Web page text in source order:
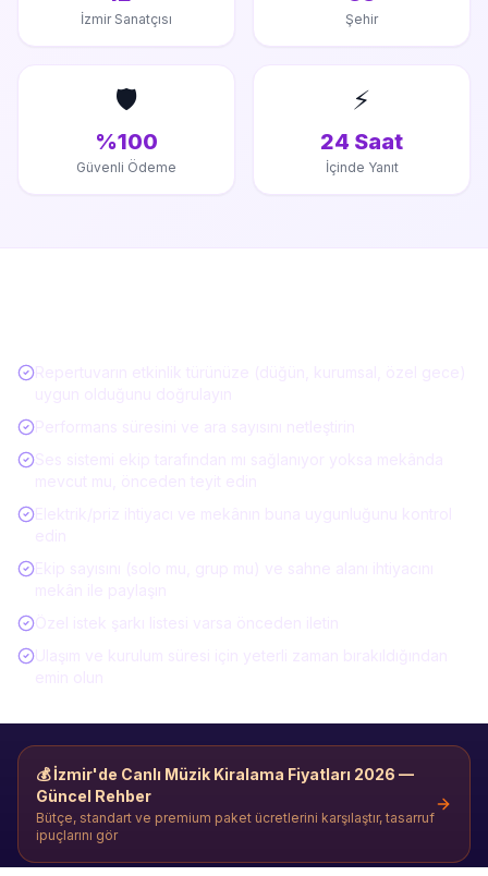
İzmir Sanatçısı Şehir
🛡️
%100
Güvenli Ödeme
⚡
24 Saat
İçinde Yanıt
💰İzmir'de Canlı Müzik Kiralama Fiyatları 2026 —
Güncel Rehber
Bütçe, standart ve premium paket ücretlerini karşılaştır, tasarruf
ipuçlarını gör